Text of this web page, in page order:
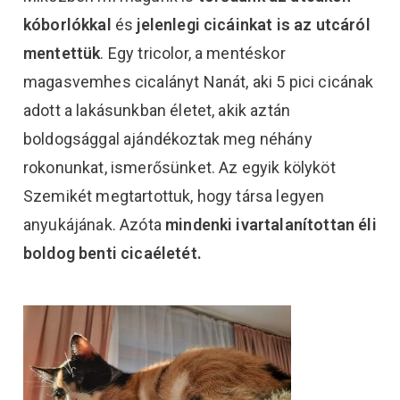
kóborlókkal és jelenlegi cicáinkat is az utcáról
mentettük. Egy tricolor, a mentéskor
magasvemhes cicalányt Nanát, aki 5 pici cicának
adott a lakásunkban életet, akik aztán
boldogsággal ajándékoztak meg néhány
rokonunkat, ismerősünket. Az egyik kölyköt
Szemikét megtartottuk, hogy társa legyen
anyukájának. Azóta mindenki ivartalanítottan éli
boldog benti cicaéletét.